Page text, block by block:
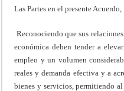
Las Partes en el presente Acuerdo,
Reconociendo que sus
económica deben tender a
empleo y un volumen
reales y demanda efectiva y a
bienes y servicios, permitiendo